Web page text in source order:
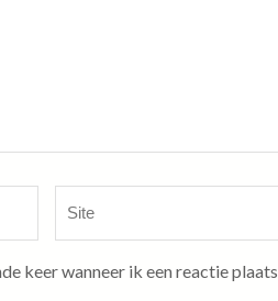
keer wanneer ik een reactie plaats.